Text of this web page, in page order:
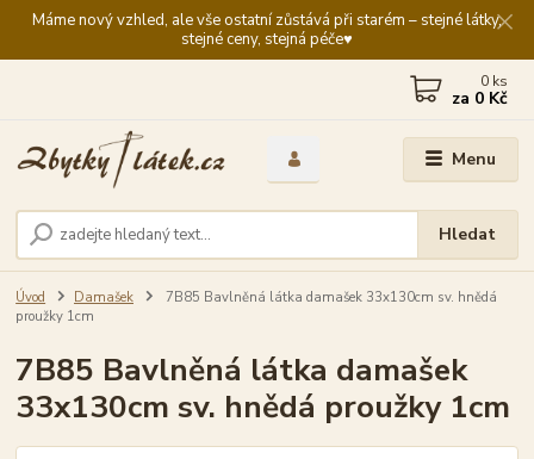
Máme nový vzhled, ale vše ostatní zůstává při starém – stejné látky,
stejné ceny, stejná péče♥️
Menu
Hledat
0 ks
za 0 Kč
Úvod Damašek
7B85 Bavlněná látka damašek 33x130cm sv. hnědá
proužky 1cm
7B85 Bavlněná látka damašek
33x130cm sv. hnědá proužky 1cm